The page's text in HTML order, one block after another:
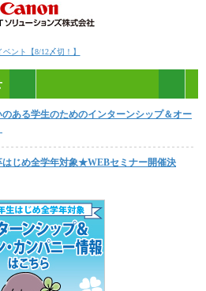
ベント【8/12〆切！】
ある学生のためのインターンシップ＆オー
はじめ全学年対象★WEBセミナー開催決